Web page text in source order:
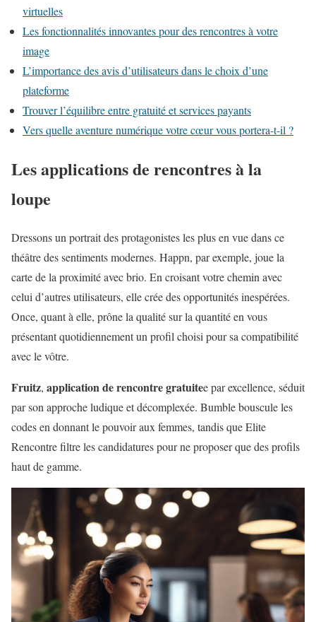
virtuelles
Les fonctionnalités innovantes pour des rencontres à votre
image
L’importance des avis d’utilisateurs dans le choix d’une
plateforme
Trouver l’équilibre entre gratuité et services payants
Vers quelle aventure numérique votre cœur vous portera-t-il ?
Les applications de rencontres à la
loupe
Dressons un portrait des protagonistes les plus en vue dans ce
théâtre des sentiments modernes. Happn, par exemple, joue la
carte de la proximité avec brio. En croisant votre chemin avec
celui d’autres utilisateurs, elle crée des opportunités inespérées.
Once, quant à elle, prône la qualité sur la quantité en vous
présentant quotidiennement un profil choisi pour sa compatibilité
avec le vôtre.
Fruitz, application de rencontre gratuitee par excellence, séduit
par son approche ludique et décomplexée. Bumble bouscule les
codes en donnant le pouvoir aux femmes, tandis que Elite
Rencontre filtre les candidatures pour ne proposer que des profils
haut de gamme.